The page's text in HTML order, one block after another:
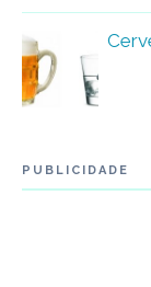
PUBLICIDADE